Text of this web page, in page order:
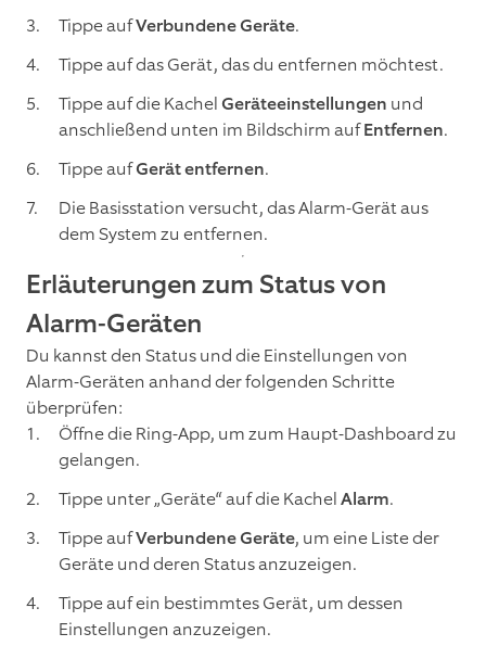
Tippe aufVerbundene Geräte.
Tippe auf das Gerät, das du entfernen möchtest.
Tippe auf die KachelGeräteeinstellungen und
anschließend unten im Bildschirm aufEntfernen.
Tippe aufGerät entfernen.
Die Basisstation versucht, das Alarm-Gerät aus
dem System zu entfernen.
Erläuterungen zum Status von
Alarm-Geräten
Du kannst den Status und die Einstellungen von
Alarm-Geräten anhand der folgenden Schritte
überprüfen:
Öffne die Ring-App, um zum Haupt-Dashboard zu
gelangen.
Tippe unter „Geräte“ auf die KachelAlarm.
Tippe aufVerbundene Geräte, um eine Liste der
Geräte und deren Status anzuzeigen.
Tippe auf ein bestimmtes Gerät, um dessen
Einstellungen anzuzeigen.